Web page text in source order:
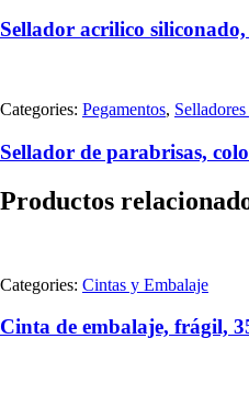
Sellador acrilico
Categories: Pegamentos,
Sellador de parabrisas,
Productos
Categories: Cintas y Embalaje
Cinta de embalaje, frágil,